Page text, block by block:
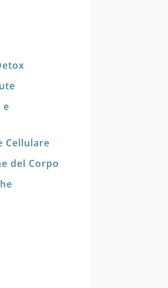
e
Cellulare
del Corpo